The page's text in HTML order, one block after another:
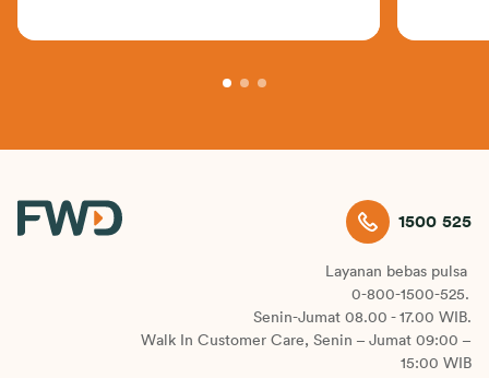
1500 525
Layanan bebas pulsa
0-800-1500-525.
Senin-Jumat 08.00 - 17.00 WIB.
Walk In Customer Care, Senin – Jumat 09:00 –
15:00 WIB